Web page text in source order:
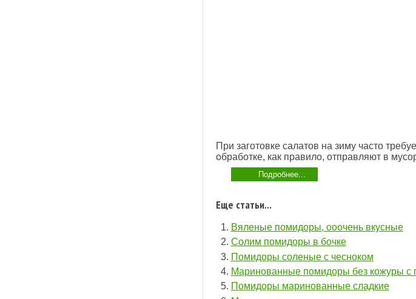
При заготовке салатов на зиму часто
обработке, как правило, отправляют в
Подробнее...
Еще статьи...
Вяленые помидоры, ооочень вкусные
Солим помидоры в бочке
Помидоры соленые с чесноком
Маринованные помидоры без кожуры с
Помидоры маринованные сладкие